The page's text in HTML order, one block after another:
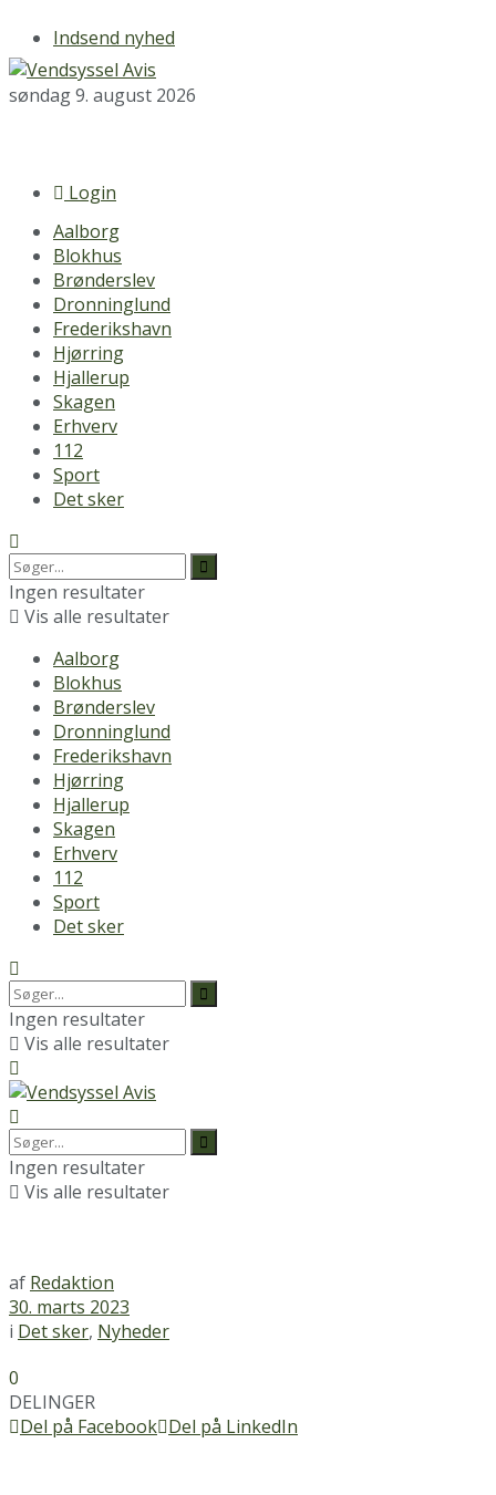
Indsend nyhed
søndag 9. august 2026
Login
Aalborg
Blokhus
Brønderslev
Dronninglund
Frederikshavn
Hjørring
Hjallerup
Skagen
Erhverv
112
Sport
Det sker
Ingen resultater
Vis alle resultater
Aalborg
Blokhus
Brønderslev
Dronninglund
Frederikshavn
Hjørring
Hjallerup
Skagen
Erhverv
112
Sport
Det sker
Ingen resultater
Vis alle resultater
Ingen resultater
Vis alle resultater
af Redaktion
30. marts 2023
i Det sker, Nyheder
0
DELINGER
Del på Facebook Del på LinkedIn